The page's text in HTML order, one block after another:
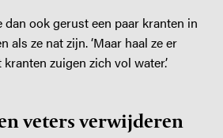
dan ook gerust een paar kranten in
als ze nat zijn. ‘Maar haal ze er
zuigen zich vol water.’
veters verwijderen